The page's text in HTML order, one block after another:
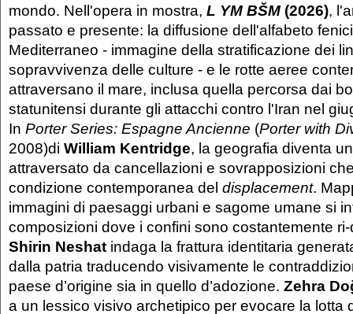
mondo. Nell'opera in mostra, L YM BŠM (2026),
passato e presente: la diffusione dell'alfabeto
Mediterraneo - immagine della stratificazione dei
sopravvivenza delle culture - e le rotte aeree
attraversano il mare, inclusa quella percorsa dai
statunitensi durante gli attacchi contro l'Iran nel
In Porter Series: Espagne Ancienne (Porter with
2008)di William Kentridge, la geografia diventa
attraversato da cancellazioni e sovrapposizioni
condizione contemporanea del displacement.
immagini di paesaggi urbani e sagome umane si
composizioni dove i confini sono costantemente
Shirin Neshat indaga la frattura identitaria
dalla patria traducendo visivamente le
paese d’origine sia in quello d’adozione. Zehra
a un lessico visivo archetipico per evocare la lotta